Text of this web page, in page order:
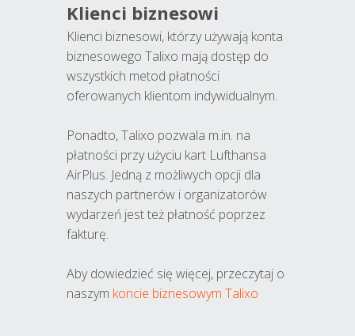
Klienci biznesowi
Klienci biznesowi, którzy używają konta
biznesowego Talixo mają dostęp do
wszystkich metod płatności
oferowanych klientom indywidualnym.
Ponadto, Talixo pozwala m.in. na
płatności przy użyciu kart Lufthansa
AirPlus. Jedną z możliwych opcji dla
naszych partnerów i organizatorów
wydarzeń jest też płatność poprzez
fakturę.
Aby dowiedzieć się więcej, przeczytaj o
naszym koncie biznesowym Talixo